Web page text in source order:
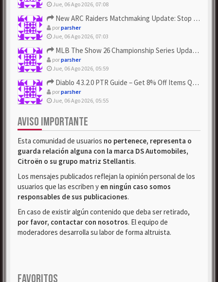
Jue, 06 Ago 2026, 07:08
New ARC Raiders Matchmaking Update: Stop Failed - Grab Bluep...
porparsher
Jue, 06 Ago 2026, 07:03
MLB The Show 26 Championship Series Update! Get Cheap & ...
porparsher
Jue, 06 Ago 2026, 05:59
Diablo 4 3.2.0 PTR Guide – Get 8% Off Items Quickly to Test ...
porparsher
Jue, 06 Ago 2026, 05:55
AVISO IMPORTANTE
Esta comunidad de usuarios no pertenece, representa o
guarda relación alguna con la marca DS Automobiles,
Citroën o su grupo matriz Stellantis.
Los mensajes publicados reflejan la opinión personal de los
usuarios que las escriben y en ningún caso somos
responsables de sus publicaciones.
En caso de existir algún contenido que deba ser retirado,
por favor, contactar con nosotros. El equipo de
moderadores desarrolla su labor de forma altruista.
FAVORITOS